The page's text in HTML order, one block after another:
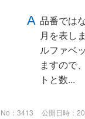
品番では
月を表し
ルファベ
ますので
トと数...
No：3413 公開日時：